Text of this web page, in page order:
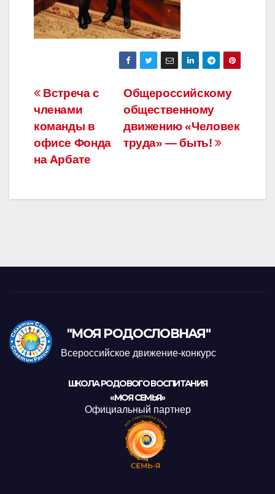
Навигация
по
записям
Общероссийскому
общественному
движению «Человек
труда» — быть!
Встреча с
членами
команды в
офисе Фонда
на Арбате
"МОЯ РОДОСЛОВНАЯ"
Всероссийское движение-конкурс
ШКОЛА РОДОВОГО ВОСПИТАНИЯ
«МОЯ СЕМЬЯ»
Официальный партнер